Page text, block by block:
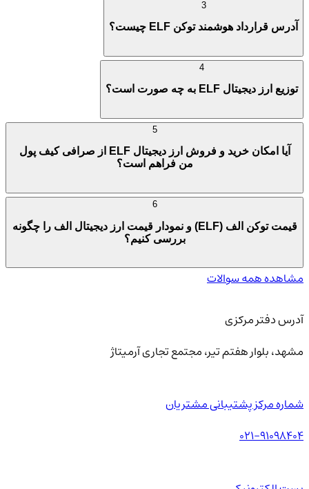
آدرس قرارداد هوشمند توکن ELF چیست؟
توزیع ارز دیجیتال ELF به چه صورت است؟
آیا امکان خرید و فروش ارز دیجیتال ELF از صرافی کیف پول
من فراهم است؟
قیمت توکن الف (ELF) و نمودار قیمت ارز دیجیتال الف را چگونه
بررسی کنیم؟
مشاهده همه سوالات
آدرس دفتر مرکزی
مشهد، بلوار هفتم تیر، مجتمع تجاری آرمیتاژ
شماره مرکز پشتیبانی مشتریان
021-91098404